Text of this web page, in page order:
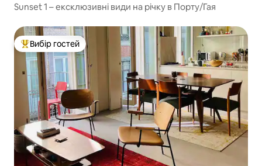
Sunset 1 – ексклюзивні види на річку в Порту/Гая
Топ вибір гостей
Вибір гостей